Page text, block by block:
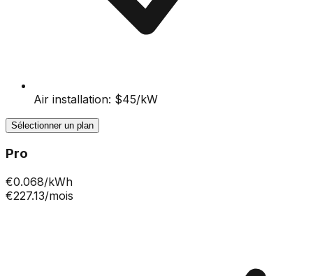
Air installation: $45/kW
Sélectionner un plan
Pro
€0.068/kWh
€227.13/mois